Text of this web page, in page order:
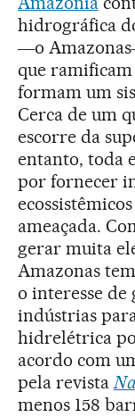
hidrográfica
―o
que ramificam
formam um
Cerca de um
escorre da
entanto, toda
por fornecer
ameaçada.
gerar muita
Amazonas
o interesse de
indústrias
hidrelétrica
acordo com
pela revista
menos 158